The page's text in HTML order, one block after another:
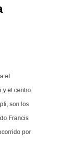
el
y el centro
son los
Francis
por